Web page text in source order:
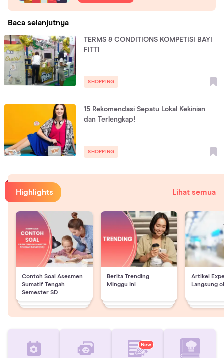
Baca selanjutnya
TERMS & CONDITIONS KOMPETISI BAYI
FITTI
SHOPPING
15 Rekomendasi Sepatu Lokal Kekinian
dan Terlengkap!
SHOPPING
Highlights Lihat semua
Contoh Soal Asesmen
Sumatif Tengah
Semester SD
Berita Trending
Minggu Ini
Artikel
Langsung
New